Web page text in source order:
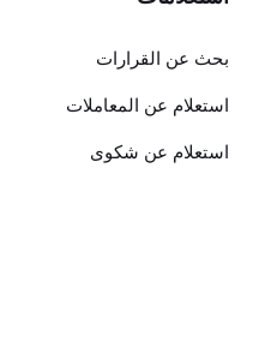
بحث عن القرارات
استعلام عن المعاملات
استعلام عن شكوى